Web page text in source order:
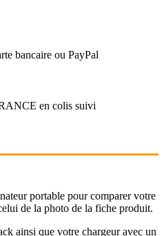
bancaire ou PayPal
en colis suivi
portable pour comparer votre
de la photo de la fiche produit.
ainsi que votre chargeur avec un